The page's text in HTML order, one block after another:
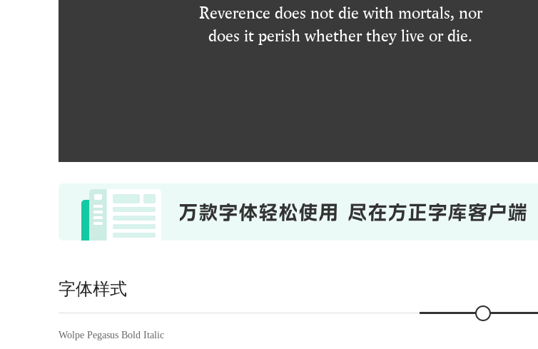
Reverence does not die with mortals, nor
does it perish whether they live or die.
字体样式
Wolpe Pegasus Bold Italic